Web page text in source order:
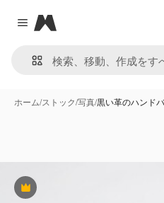
Close menu
Magnific
ホーム/ストック/写真/黒い革のハンド
Premium